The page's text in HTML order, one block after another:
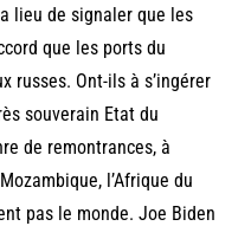
lieu de signaler que les
que les ports du
russes. Ont-ils à s’ingérer
souverain Etat du
de remontrances, à
l’Afrique du
pas le monde. Joe Biden